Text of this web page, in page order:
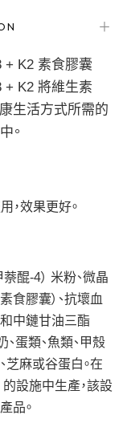
＋
+ K2 素食膠囊
+ K2 將維生素
生活方式所需的
。
，效果更好。
醌-4） 米粉、微晶
食膠囊）、抗壞血
和中鏈甘油三酯
、蛋類、魚類、甲殼
芝麻或谷蛋白。在
設施中生產，該設
品。